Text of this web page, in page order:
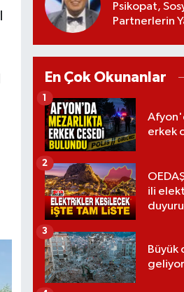
Psikopat,
Partnerlerin
En Çok Okunanlar
erkek
1
ili
2
Büyük
3